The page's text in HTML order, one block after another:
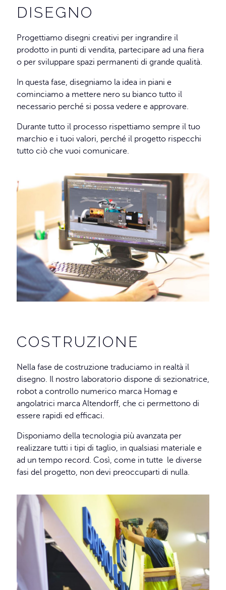
DISEGNO
Progettiamo disegni creativi per ingrandire il
prodotto in punti di vendita, partecipare ad una fiera
o per sviluppare spazi permanenti di grande qualità.
In questa fase, disegniamo la idea in piani e
cominciamo a mettere nero su bianco tutto il
necessario perché si possa vedere e approvare.
Durante tutto il processo rispettiamo sempre il tuo
marchio e i tuoi valori, perché il progetto rispecchi
tutto ciò che vuoi comunicare.
COSTRUZIONE
Nella fase de costruzione traduciamo in realtà il
disegno. Il nostro laboratorio dispone di sezionatrice,
robot a controllo numerico marca Homag e
angolatrici marca Altendorff, che ci permettono di
essere rapidi ed efficaci.
Disponiamo della tecnologia più avanzata per
realizzare tutti i tipi di taglio, in qualsiasi materiale e
ad un tempo record. Così, come in tutte le diverse
fasi del progetto, non devi preoccuparti di nulla.